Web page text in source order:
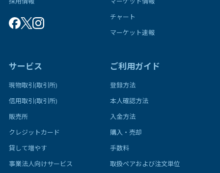
チャート
マーケット速報
サービス
現物取引(取引所)
信用取引(取引所)
販売所
クレジットカード
貸して増やす
事業法人向けサービス
ご利用ガイド
登録方法
本人確認方法
入金方法
購入・売却
手数料
取扱ペアおよび注文単位